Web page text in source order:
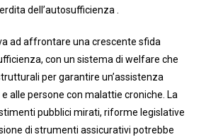
dell’autosufficienza .
ad affrontare una crescente sfida
con un sistema di welfare che
per garantire un’assistenza
alle persone con malattie croniche. La
pubblici mirati, riforme legislative
di strumenti assicurativi potrebbe